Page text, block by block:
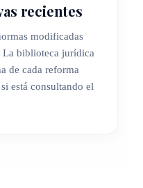
recientes
modificadas
La biblioteca jurídica
de cada reforma
está consultando el